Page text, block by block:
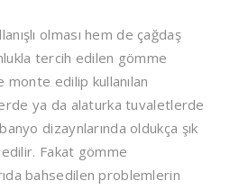
olması hem de çağdaş
tercih edilen gömme
edilip kullanılan
ya da alaturka tuvaletlerde
dizaynlarında oldukça şık
Fakat gömme
bahsedilen problemlerin